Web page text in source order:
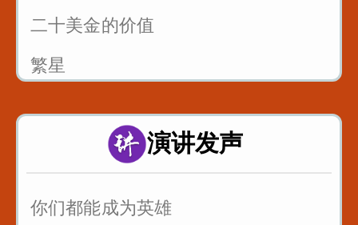
二十美金的价值
繁星
演讲发声
你们都能成为英雄